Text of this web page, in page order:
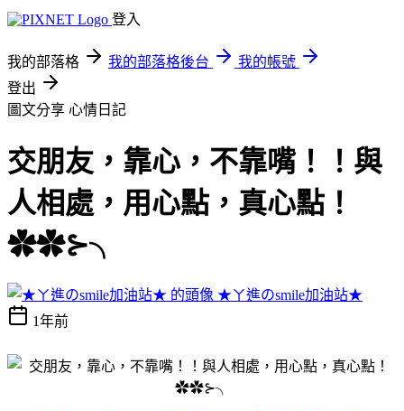
登入
我的部落格 我的部落格後台
我的帳號
登出
圖文分享 心情日記
交朋友，靠心，不靠嘴！！與
人相處，用心點，真心點！
✿✿⊱╮
★ㄚ進のsmile加油站★
1年前